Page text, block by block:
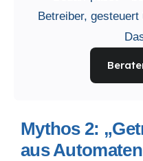
Betreiber,
Mythos 2:
aus